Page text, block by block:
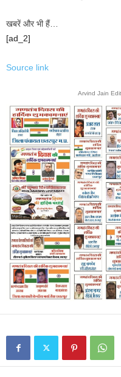
खबरें और भी हैं…
[ad_2]
Source link
Arvind Jain